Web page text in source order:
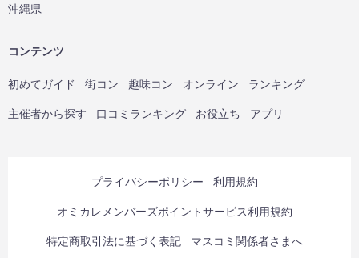
沖縄県
コンテンツ
初めてガイド 街コン 趣味コン オンライン ランキング
主催者から探す 口コミランキング お役立ち アプリ
プライバシーポリシー 利用規約
オミカレメンバーズポイントサービス利用規約
特定商取引法に基づく表記 マスコミ関係者さまへ